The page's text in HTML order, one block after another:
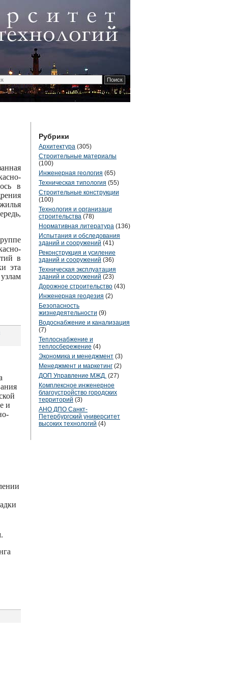
в
в
эта
и
Рубрики
Архитектура (305)
Строительные материалы
(100)
Инженерная геология (65)
Техническая типология (55)
Строительные конструкции
(100)
Технология и организаци
строительства (78)
Нормативная литература (136)
Испытания и обследования
зданий и сооружений (41)
Реконструкция и усиление
зданий и сооружений (36)
Техническая эксплуатация
зданий и сооружений (23)
Дорожное строительство (43)
Инженерная геодезия (2)
Безопасность
жизнедеятельности (9)
Водоснабжение и канализация
(7)
Теплоснабжение и
теплосбережение (4)
Экономика и менеджмент (3)
Менеджмент и маркетинг (2)
ДОП Управление МЖД. (27)
Комплексное инженерное
благоустройство городских
территорий (3)
АНО ДПО Санкт-
Петербургский университет
высоких технологий (4)